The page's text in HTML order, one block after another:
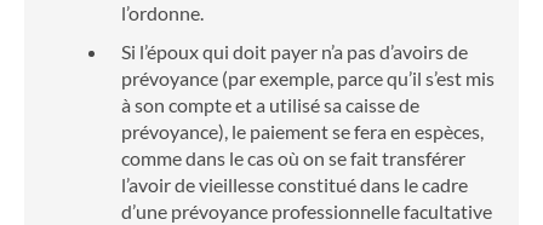
l’ordonne.
Si l’époux qui doit payer n’a pas d’avoirs de
prévoyance (par exemple, parce qu’il s’est mis
à son compte et a utilisé sa caisse de
prévoyance), le paiement se fera en espèces,
comme dans le cas où on se fait transférer
l’avoir de vieillesse constitué dans le cadre
d’une prévoyance professionnelle facultative